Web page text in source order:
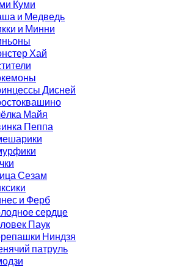
Куми
и Медведь
и Минни
Хай
Дисней
Майя
Пеппа
Сезам
и Ферб
сердце
Паук
Ниндзя
патруль